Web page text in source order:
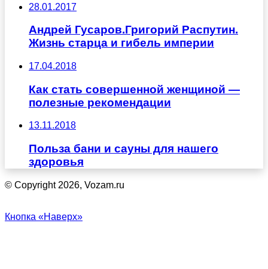
28.01.2017
Андрей Гусаров.Григорий Распутин.
Жизнь старца и гибель империи
17.04.2018
Как стать совершенной женщиной —
полезные рекомендации
13.11.2018
Польза бани и сауны для нашего
здоровья
© Copyright 2026, Vozam.ru
Кнопка «Наверх»